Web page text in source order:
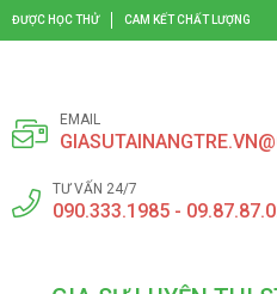
ĐƯỢC HỌC THỬ CAM KẾT CHẤT LƯỢNG
EMAIL
TƯ VẤN 24/7
090.333.1985 -